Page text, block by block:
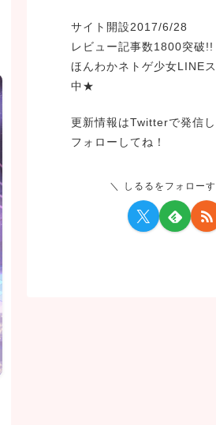
サイト開設2017/6/28
レビュー記事数1800突破!!
ほんわかネトゲ少女LINE
中★
更新情報はTwitterで発信
フォローしてね！
しるるをフォロー